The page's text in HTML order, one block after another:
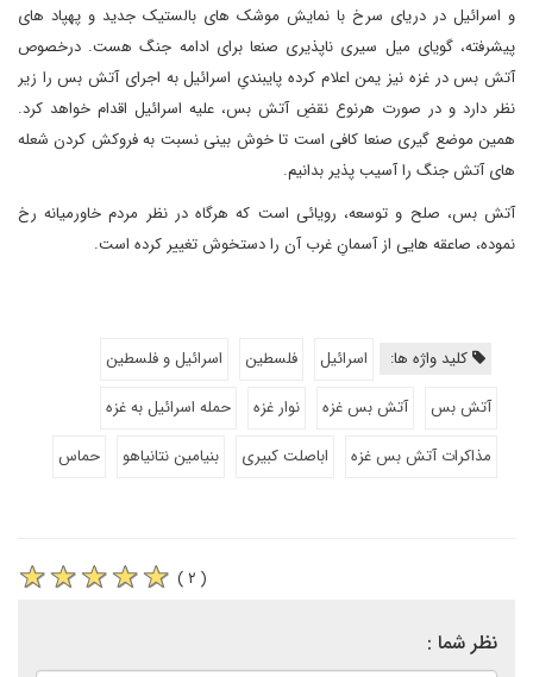
و اسرائیل در دریای سرخ با نمایش موشک های بالستیک جدید و پهپاد های
پیشرفته، گویای میل سیری ناپذیری صنعا برای ادامه جنگ هست. درخصوص
آتش بس در غزه نیز یمن اعلام کرده پایبندیِ اسرائیل به اجرای آتش بس را زیر
نظر دارد و در صورت هرنوع نقضِ آتش بس، علیه اسرائیل اقدام خواهد کرد.
همین موضع گیری صنعا کافی است تا خوش بینی نسبت به فروکش کردن شعله
های آتش جنگ را آسیب پذیر بدانیم.
آتش بس، صلح و توسعه، رویائی است که هرگاه در نظر مردم خاورمیانه رخ
نموده، صاعقه هایی از آسمانِ غرب آن را دستخوش تغییر کرده است.
کلید واژه ها: اسرائیل فلسطین
اسرائیل و فلسطین
آتش بس
آتش بس غزه نوار غزه
حمله اسرائیل به غزه
مذاکرات آتش بس غزه
اباصلت کبیری بنیامین نتانیاهو حماس
( ۲ )
نظر شما :